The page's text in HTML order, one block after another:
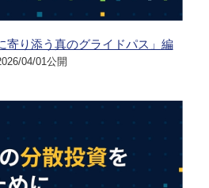
寄り添う真のグライドパス」編
04/01公開